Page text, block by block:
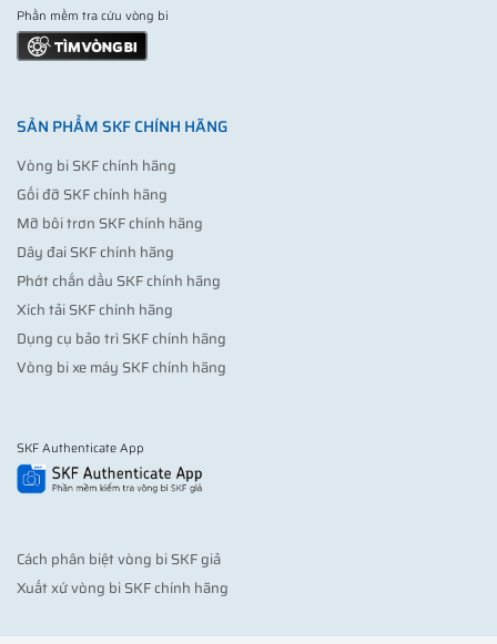
Phần mềm tra cứu vòng bi
SẢN PHẨM SKF CHÍNH HÃNG
Vòng bi SKF chính hãng
Gối đỡ SKF chính hãng
Mỡ bôi trơn SKF chính hãng
Dây đai SKF chính hãng
Phớt chắn dầu SKF chính hãng
Xích tải SKF chính hãng
Dụng cụ bảo trì SKF chính hãng
Vòng bi xe máy SKF chính hãng
SKF Authenticate App
Cách phân biệt vòng bi SKF giả
Xuất xứ vòng bi SKF chính hãng